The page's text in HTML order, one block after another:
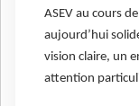
ASEV au cours
aujourd’hui
vision claire, un
attention